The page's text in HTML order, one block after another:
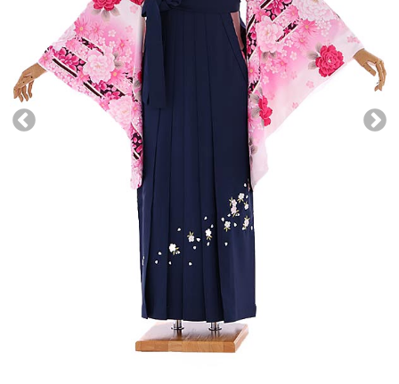
●色
フリーキーワード
この条件で検索